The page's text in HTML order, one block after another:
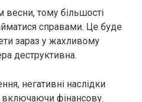
тому більшості
справами. Це буде
зараз у жахливому
деструктивна.
негативні наслідки
фінансову.